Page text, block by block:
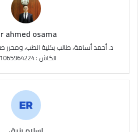
R
S
S
ahmed osama
د. أحمد أسامة، طالب بكلية الطب،
الكاش : 01065964224